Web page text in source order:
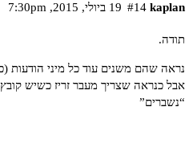
kaplan 19 ביולי,‏ 2015,‏ 7:30pm #14
תודה.
נראה שהם משנים עוד כל מיני הודעות
אבל כנראה שצריך מעבר זריז כשיש
“נשברים”